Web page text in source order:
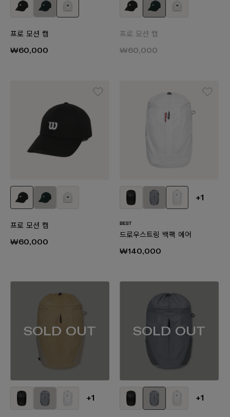
프로 모션 캡
₩60,000
프로 모션 캡
₩60,000
프로 모션 캡
₩60,000
+1
드로우스트링 백팩 에어
₩140,000
SOLD OUT
+1
SOLD OUT
+1